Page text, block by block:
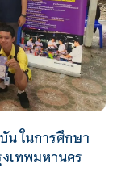
น ในการศึกษา
เทพมหานคร